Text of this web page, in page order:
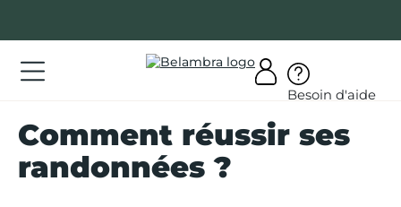
contenu
Besoin d'aide
Comment réussir ses
randonnées ?